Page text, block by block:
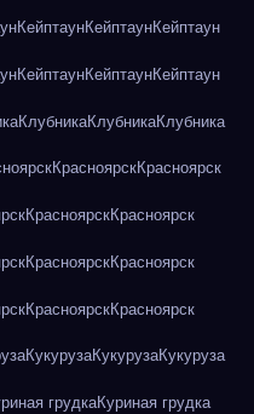
КейптаунКейптаунКейптаун
КейптаунКейптаунКейптаун
КлубникаКлубникаКлубника
КрасноярскКрасноярск
КрасноярскКрасноярск
КрасноярскКрасноярск
КрасноярскКрасноярск
КукурузаКукурузаКукуруза
грудкаКуриная грудка